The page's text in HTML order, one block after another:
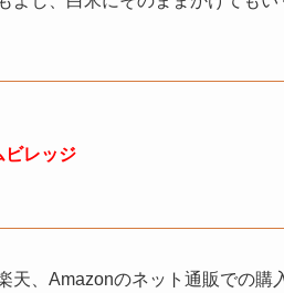
ビレッジ
天、Amazonのネット通販での購